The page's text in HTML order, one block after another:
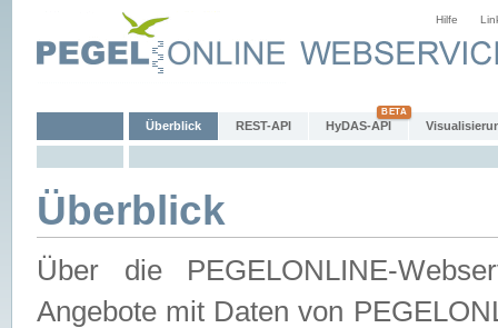
Hilfe
Überblick REST-API HyDAS-API
Überblick
Über die PEGELONLINE-
Angebote mit Daten von